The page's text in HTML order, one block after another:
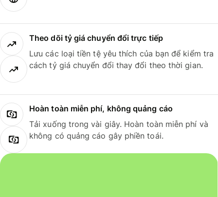
Theo dõi tỷ giá chuyển đổi trực tiếp
Lưu các loại tiền tệ yêu thích của bạn để kiểm tra
cách tỷ giá chuyển đổi thay đổi theo thời gian.
Hoàn toàn miễn phí, không quảng cáo
Tải xuống trong vài giây. Hoàn toàn miễn phí và
không có quảng cáo gây phiền toái.